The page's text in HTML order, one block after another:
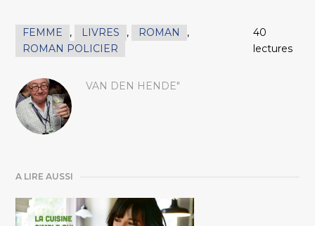
FEMME , LIVRES , ROMAN
,
ROMAN POLICIER
40
lectures
VAN DEN HENDE"
A LIRE AUSSI